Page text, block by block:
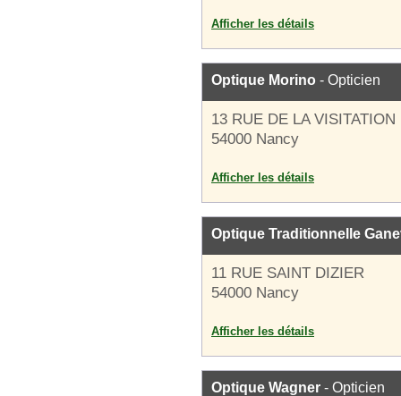
Afficher les détails
Optique Morino - Opticien
13 RUE DE LA VISITATION
54000 Nancy
Afficher les détails
Optique Traditionnelle
11 RUE SAINT DIZIER
54000 Nancy
Afficher les détails
Optique Wagner - Opticien